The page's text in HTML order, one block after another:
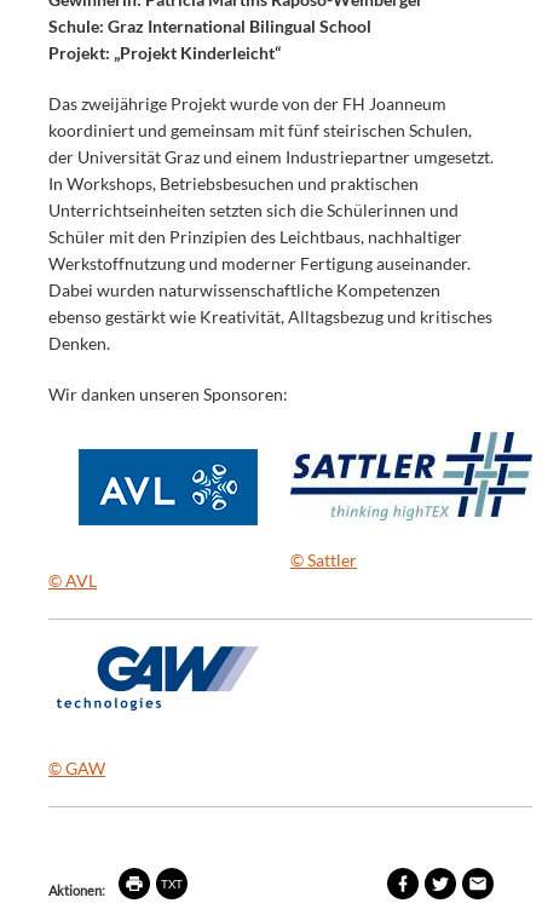
Schule: Graz International Bilingual School
Projekt: „Projekt Kinderleicht“
Das zweijährige Projekt wurde von der FH Joanneum
koordiniert und gemeinsam mit fünf steirischen Schulen,
der Universität Graz und einem Industriepartner umgesetzt.
In Workshops, Betriebsbesuchen und praktischen
Unterrichtseinheiten setzten sich die Schülerinnen und
Schüler mit den Prinzipien des Leichtbaus, nachhaltiger
Werkstoffnutzung und moderner Fertigung auseinander.
Dabei wurden naturwissenschaftliche Kompetenzen
ebenso gestärkt wie Kreativität, Alltagsbezug und kritisches
Denken.
Wir danken unseren Sponsoren:
© AVL
© Sattler
© GAW
Aktionen:
BeitragTXT
ArtikelArtikelArtikel-